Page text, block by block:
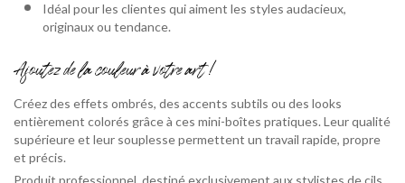
Idéal pour les clientes qui aiment les styles audacieux,
originaux ou tendance.
Ajoutez de la couleur à votre art !
Créez des effets ombrés, des accents subtils ou des looks
entièrement colorés grâce à ces mini-boîtes pratiques. Leur qualité
supérieure et leur souplesse permettent un travail rapide, propre
et précis.